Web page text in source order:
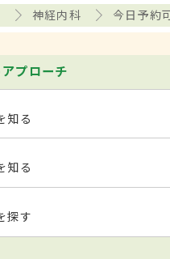
神経内科 今日予約
プローチ
知る
知る
探す